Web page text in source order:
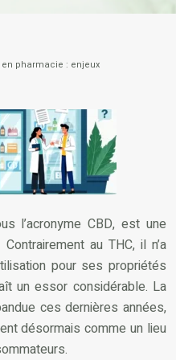
pharmacie : enjeux
l’acronyme CBD, est une
au THC, il n’a
pour ses propriétés
un essor considérable. La
ces dernières années,
désormais comme un lieu